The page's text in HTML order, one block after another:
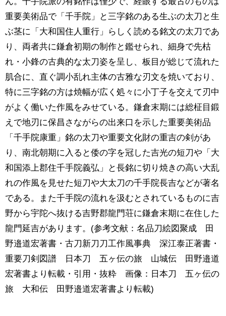
重要美術品で「千手院」と三字銘のある生ぶの太刀と生
ぶ茎に「大和国住人重行」らしく読める銘文の太刀であ
り、両者共に鎌倉初期の制作と鑑せられ、細身で先枯
れ・小鋒の古典的な太刀姿を呈し、板目が総じて流れた
肌合に、直ぐ調小乱れ主体の古雅な刃文を焼いており、
特に三字銘の方は焼幅が広く処々に小丁子を交えて刃中
がよく働いた作風をみせている。鎌倉末期には総柾目鍛
えで地刃に保昌さながらの出来口を示した重要美術品
「千手院康重」銘の太刀や重要文化財の重吉の剣があ
り、南北朝期に入ると倭の字を冠した吉光の短刀や「大
和国添上郡住千手院義弘」と長銘に切り焼きの高い大乱
れの作風を見せた短刀や大太刀の千手院長吉などが著名
である。また千手院の流れを汲むとされているものに吉
野から宇陀へ抜ける吉野郡龍門荘に鎌倉末期に在住した
龍門延吉があります。(参考文献：名品刀絵図聚成 田
野邉道宏著書・古刀新刀刀工作風事典 深江泰正著書・
重要刀剣図譜 日本刀 五ヶ伝の旅 山城伝 田野邉道
宏著書より転載・引用・抜粋 画像：日本刀 五ヶ伝の
旅 大和伝 田野邉道宏著書より転載)